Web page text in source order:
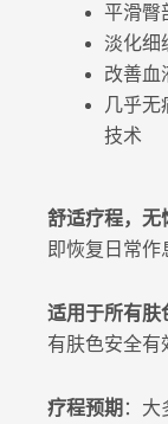
平滑臀
淡化细
改善血
几乎无
技术
舒适疗程，无
即恢复日常作
适用于所有肤
有肤色安全有
疗程预期 ：大